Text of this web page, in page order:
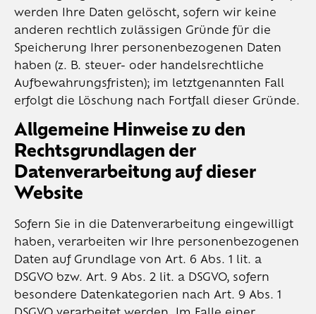
werden Ihre Daten gelöscht, sofern wir keine
anderen rechtlich zulässigen Gründe für die
Speicherung Ihrer personenbezogenen Daten
haben (z. B. steuer- oder handelsrechtliche
Aufbewahrungsfristen); im letztgenannten Fall
erfolgt die Löschung nach Fortfall dieser Gründe.
Allgemeine Hinweise zu den
Rechtsgrundlagen der
Datenverarbeitung auf dieser
Website
Sofern Sie in die Datenverarbeitung eingewilligt
haben, verarbeiten wir Ihre personenbezogenen
Daten auf Grundlage von Art. 6 Abs. 1 lit. a
DSGVO bzw. Art. 9 Abs. 2 lit. a DSGVO, sofern
besondere Datenkategorien nach Art. 9 Abs. 1